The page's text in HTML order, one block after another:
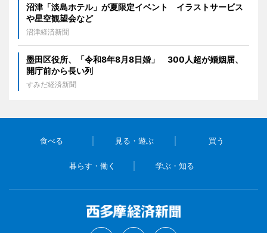
沼津「淡島ホテル」が夏限定イベント イラストサービス
や星空観望会など
沼津経済新聞
墨田区役所、「令和8年8月8日婚」 300人超が婚姻届、
開庁前から長い列
すみだ経済新聞
食べる 見る・遊ぶ 買う
暮らす・働く 学ぶ・知る